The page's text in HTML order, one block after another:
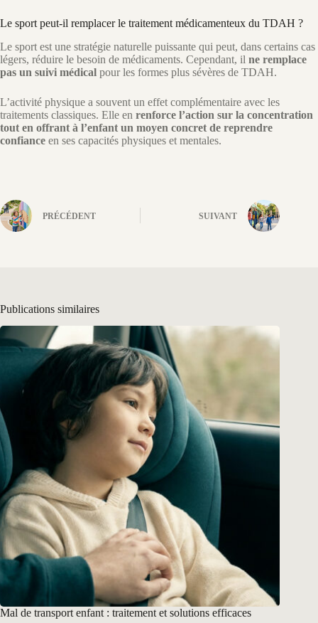
Le sport peut-il remplacer le traitement médicamenteux du TDAH ?
Le sport est une stratégie naturelle puissante qui peut, dans certains cas
légers, réduire le besoin de médicaments. Cependant, il ne remplace
pas un suivi médical pour les formes plus sévères de TDAH.
L’activité physique a souvent un effet complémentaire avec les
traitements classiques. Elle en renforce l’action sur la concentration
tout en offrant à l’enfant un moyen concret de reprendre
confiance en ses capacités physiques et mentales.
PRÉCÉDENT SUIVANT
Publications similaires
Mal de transport enfant : traitement et solutions efficaces